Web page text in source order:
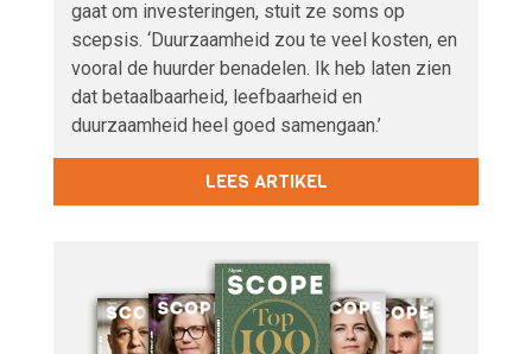
gaat om investeringen, stuit ze soms op
scepsis. ‘Duurzaamheid zou te veel kosten, en
vooral de huurder benadelen. Ik heb laten zien
dat betaalbaarheid, leefbaarheid en
duurzaamheid heel goed samengaan.’
LEES ARTIKEL